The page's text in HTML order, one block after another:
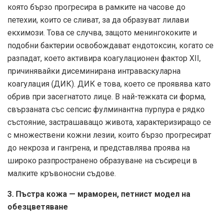
която бързо прогресира в рамките на часове до
петехии, които се сливат, за да образуват лилави
екхимози. Това се случва, защото менингококите и
подобни бактерии освобождават ендотоксин, когато се
разпадат, което активира коагулационен фактор XII,
причинявайки дисеминирана интраваскуларна
коагулация (ДИК). ДИК е това, което се проявява като
обрив при засегнатото лице. В най-тежката си форма,
свързаната със сепсис фулминантна пурпура е рядко
състояние, застрашаващо живота, характеризиращо се
с множествени кожни лезии, които бързо прогресират
до некроза и гангрена, и представлява проява на
широко разпространено образуване на съсиреци в
малките кръвоносни съдове.
3. Пъстра кожа — мраморен, петнист модел на
обезцветяване